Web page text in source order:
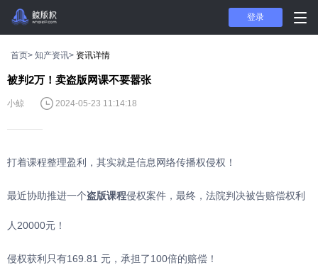
登录
首页> 知产资讯> 资讯详情
被判2万！卖盗版网课不要嚣张
小鲸 2024-05-23 11:14:18
打着课程整理盈利，其实就是信息网络传播权侵权！
最近协助推进一个盗版课程侵权案件，最终，法院判决被告赔偿权利
人20000元！
侵权获利只有169.81 元，承担了100倍的赔偿！